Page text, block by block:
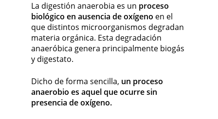
La digestión anaerobia es un proceso
biológico en ausencia de oxígeno en el
que distintos microorganismos degradan
materia orgánica. Esta degradación
anaeróbica genera principalmente biogás
y digestato.
Dicho de forma sencilla, un proceso
anaerobio es aquel que ocurre sin
presencia de oxígeno.